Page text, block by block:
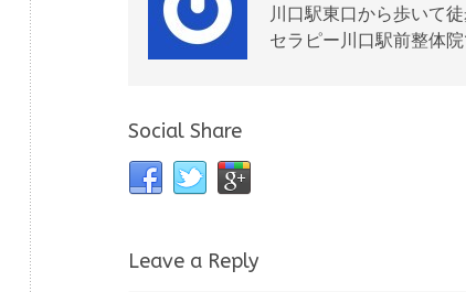
川口駅東口から歩いて
セラピー川口駅前整体
Social Share
Leave a Reply